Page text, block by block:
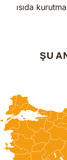
ısıda
ŞU